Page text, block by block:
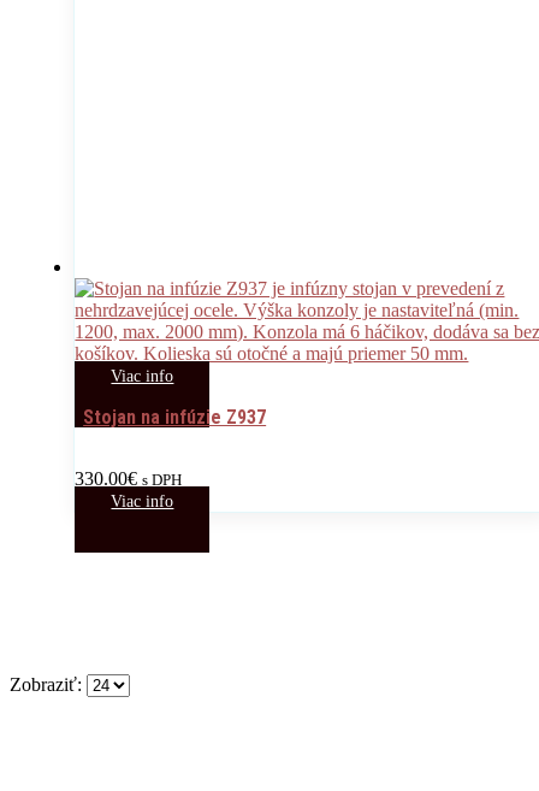
Viac info
Stojan na infúzie Z937
330.00€ s DPH
Viac info
Zobraziť: